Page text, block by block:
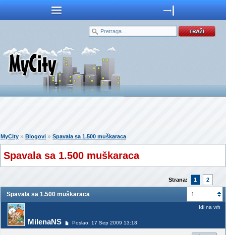
MyCity » Blogovi » Spavala sa 1.500 muškaraca
Spavala sa 1.500 muškaraca
Strana: 1 2
1
Spavala sa 1.500 muškaraca
MilenaNS Poslao: 17 Sep 2009 13:18
Idi na vrh